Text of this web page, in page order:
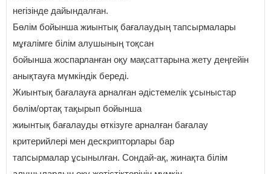
негізінде дайындалған.
Бөлім бойынша жиынтық бағалаудың тапсырмалары
мұғалімге білім алушының тоқсан
бойынша жоспарланған оқу мақсаттарына жету деңгейін
анықтауға мүмкіндік береді.
Жиынтық бағалауға арналған әдістемелік ұсыныстар
бөлім/ортақ тақырып бойынша
жиынтық бағалауды өткізуге арналған бағалау
критерийлері мен дескрипторлары бар
тапсырмалар ұсынылған. Сондай-ақ, жинақта білім